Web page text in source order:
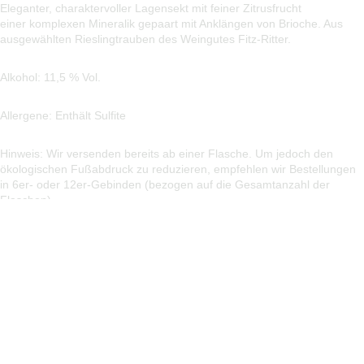
Eleganter, charaktervoller Lagensekt mit feiner Zitrusfrucht
einer komplexen Mineralik gepaart mit Anklängen von Brioche. Aus
ausgewählten Rieslingtrauben des Weingutes Fitz-Ritter.
Alkohol: 11,5 % Vol.
Allergene: Enthält Sulfite
Hinweis: Wir versenden bereits ab einer Flasche. Um jedoch den
ökologischen Fußabdruck zu reduzieren, empfehlen wir Bestellungen
in 6er- oder 12er-Gebinden (bezogen auf die Gesamtanzahl der
Flaschen).